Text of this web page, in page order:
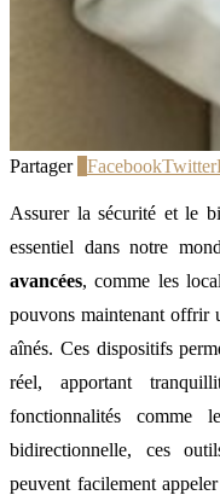
Partager FacebookTwitter
Assurer la sécurité et le
essentiel dans notre
avancées, comme les
pouvons maintenant offrir
aînés. Ces dispositifs
réel, apportant
fonctionnalités comme
bidirectionnelle, ces
peuvent facilement